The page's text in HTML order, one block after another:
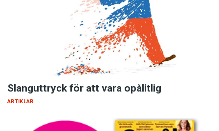
Slanguttryck för att vara opålitlig
ARTIKLAR